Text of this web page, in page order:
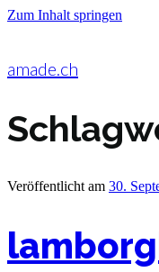
Zum Inhalt springen
amade.ch
Veröffentlicht am 30.